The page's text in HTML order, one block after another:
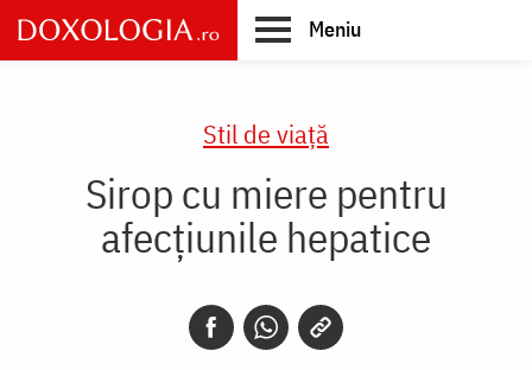
Skip
to
main
Meniu
Stil de viaţă
Sirop cu miere pentru
afecțiunile hepatice